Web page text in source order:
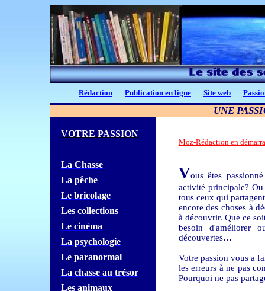
Rédaction Publication en ligne Site web
UNE
VOTRE PASSION
La Chasse
La pêche
Le bricolage
Les collections
Le cinéma
La psychologie
Le paranormal
La chasse au trésor
Les animaux
Moz-Rédaction en
Vous êtes
activité principale?
tous ceux qui
encore des choses à
à découvrir. Que ce
besoin d'améliorer
découvertes…
Votre passion vous a
les erreurs à ne pas
Pourquoi ne pas